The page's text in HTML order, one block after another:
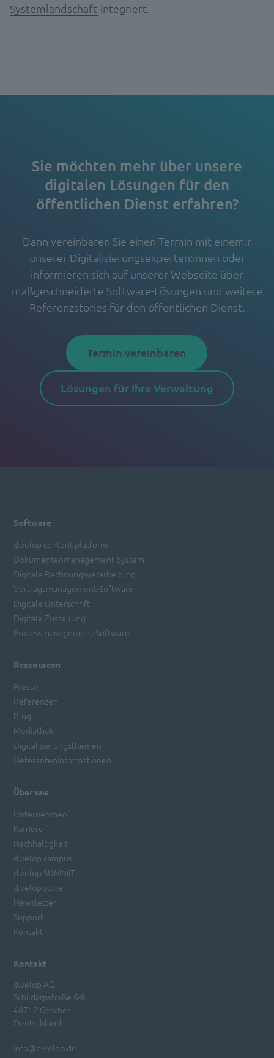
Systemlandschaft integriert.
Sie möchten mehr über unsere
digitalen Lösungen für den
öffentlichen Dienst erfahren?
Dann vereinbaren Sie einen Termin mit einem:r
unserer Digitalisierungsexperten:innen oder
informieren sich auf unserer Webseite über
maßgeschneiderte Software-Lösungen und weitere
Referenzstories für den öffentlichen Dienst.
Termin vereinbaren
Lösungen für Ihre Verwaltung
Kontakt
d.velop AG
Schildarpstraße 6-8
48712 Gescher
Deutschland
info@d-velop.de
Software
d.velop content platform
Dokumentenmanagement-System
Digitale Rechnungsverarbeitung
Vertragsmanagement-Software
Digitale Unterschrift
Digitale Zustellung
Prozessmanagement-Software
Ressourcen
Presse
Referenzen
Blog
Mediathek
Digitalisierungsthemen
Lieferanteninformationen
Über uns
Unternehmen
Karriere
Nachhaltigkeit
d.velop campus
d.velop SUMMIT
d.velop store
Newsletter
Support
Kontakt